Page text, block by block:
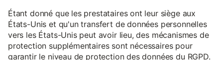
Étant donné que les prestataires ont leur siège aux
États-Unis et qu'un transfert de données personnelles
vers les États-Unis peut avoir lieu, des mécanismes de
protection supplémentaires sont nécessaires pour
garantir le niveau de protection des données du RGPD.